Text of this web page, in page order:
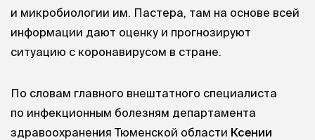
и микробиологии им. Пастера, там на основе всей
информации дают оценку и прогнозируют
ситуацию с коронавирусом в стране.
По словам главного внештатного специалиста
по инфекционным болезням департамента
здравоохранения Тюменской области Ксении